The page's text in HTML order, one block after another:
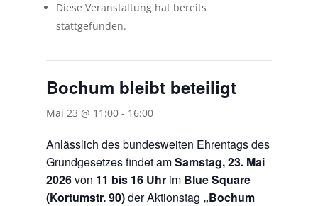
Diese Veranstaltung hat bereits
stattgefunden.
Bochum bleibt beteiligt
Mai 23 @ 11:00- 16:00
Anlässlich des bundesweiten Ehrentags des
Grundgesetzes findet amSamstag,23. Mai
2026von 11 bis 16 Uhrim Blue Square
(Kortumstr. 90)der Aktionstag „Bochum